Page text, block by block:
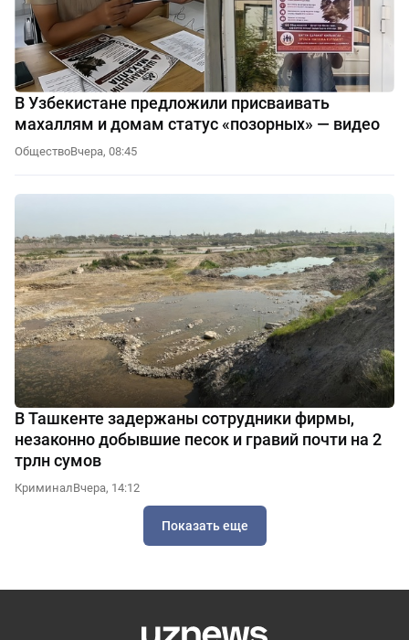
В Узбекистане предложили присваивать
махаллям и домам статус «позорных» — видео
ОбществоВчера, 08:45
В Ташкенте задержаны сотрудники фирмы,
незаконно добывшие песок и гравий почти на 2
трлн сумов
КриминалВчера, 14:12
Показать еще